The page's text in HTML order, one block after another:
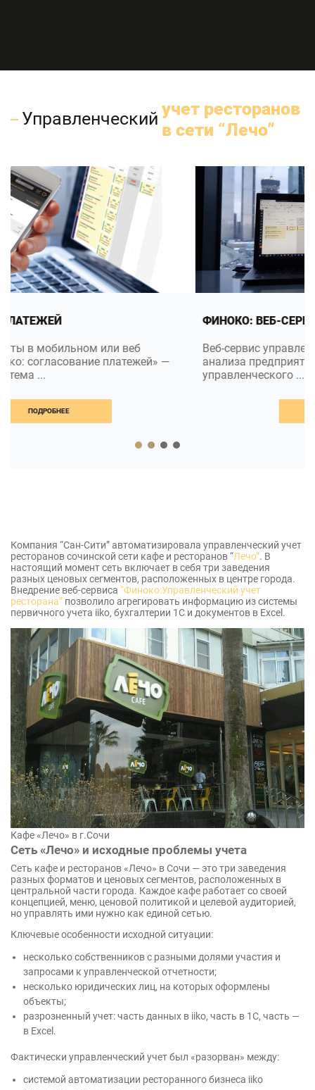
Управленческий учет ресторанов
в сети “Лечо”
ФИНОКО: ВЕБ-СЕРВИС
Веб-сервис управленческого учета и финансового
анализа предприятия Финоко - это программа для
управленческого ...
Компания “Сан-Сити” автоматизировала управленческий учет
ресторанов сочинской сети кафе и ресторанов “Лечо”. В
настоящий момент сеть включает в себя три заведения
разных ценовых сегментов, расположенных в центре города.
Внедрение веб-сервиса “Финоко:Управленческий учет
ресторана” позволило агрегировать информацию из системы
первичного учета iiko, бухгалтерии 1С и документов в Excel.
Кафе «Лечо» в г.Сочи
Сеть «Лечо» и исходные проблемы учета
Сеть кафе и ресторанов «Лечо» в Сочи — это три заведения
разных форматов и ценовых сегментов, расположенных в
центральной части города. Каждое кафе работает со своей
концепцией, меню, ценовой политикой и целевой аудиторией,
но управлять ими нужно как единой сетью.
Ключевые особенности исходной ситуации:
несколько собственников с разными долями участия и
запросами к управленческой отчетности;
несколько юридических лиц, на которых оформлены
объекты;
разрозненный учет: часть данных в iiko, часть в 1С, часть —
в Excel.
Фактически управленческий учет был «разорван» между:
системой автоматизации ресторанного бизнеса iiko